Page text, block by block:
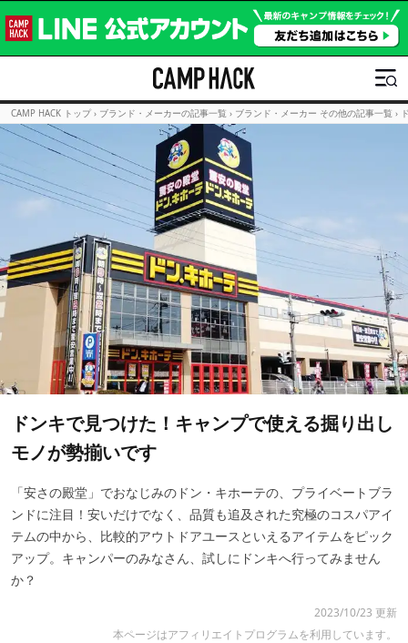
CAMP HACK トップ › ブランド・メーカーの記事一覧 › ブランド・メーカー その他の記事一覧 ›
ドンキで見つけた！キャンプで使える掘り出し
モノが勢揃いです
「安さの殿堂」でおなじみのドン・キホーテの、プライベートブラ
ンドに注目！安いだけでなく、品質も追及された究極のコスパアイ
テムの中から、比較的アウトドアユースといえるアイテムをピック
アップ。キャンパーのみなさん、試しにドンキへ行ってみません
か？
2023/10/23 更新
本ページはアフィリエイトプログラムを利用しています。